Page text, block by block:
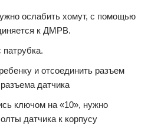
ослабить хомут, с помощью
к ДМРВ.
и отсоединить разъем
датчика
ключом на «10», нужно
датчика к корпусу